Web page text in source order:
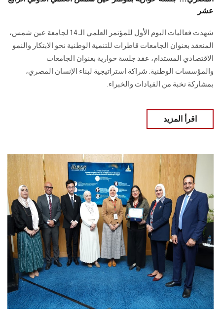
عشر
شهدت فعاليات اليوم الأول للمؤتمر العلمي الـ 14 لجامعة عين شمس،
المنعقد بعنوان الجامعات قاطرات للتنمية الوطنية نحو الابتكار والنمو
الاقتصادي المستدام، عقد جلسة حوارية بعنوان الجامعات
والمؤسسات الوطنية: شراكة استراتيجية لبناء الإنسان المصري،
بمشاركة نخبة من القيادات والخبراء.
اقرأ المزيد